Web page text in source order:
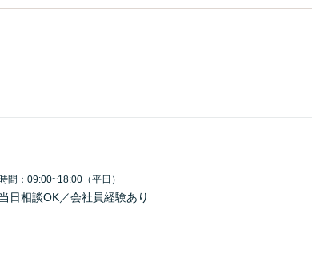
間：09:00~18:00（平日）
日相談OK／会社員経験あり